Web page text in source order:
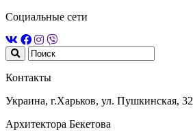
Социальные сети
Контакты
Украина, г.Харьков, ул. Пушкинская, 32
Архитектора Бекетова